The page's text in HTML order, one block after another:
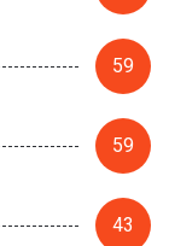
59
59
43